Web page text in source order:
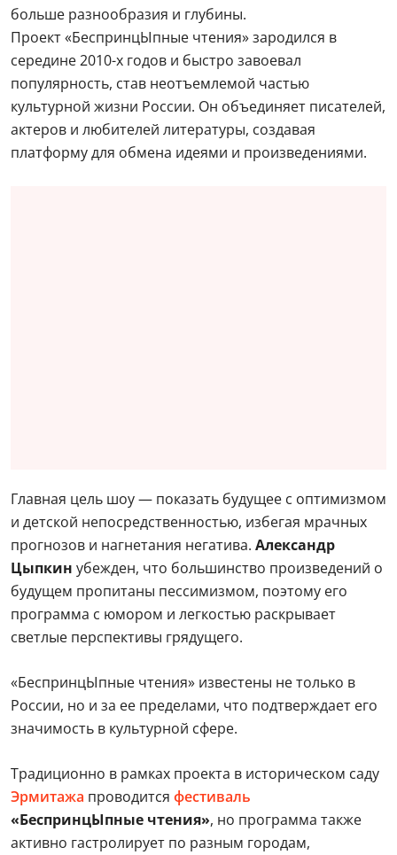
больше разнообразия и глубины.
Проект «БеспринцЫпные чтения» зародился в
середине 2010-х годов и быстро завоевал
популярность, став неотъемлемой частью
культурной жизни России. Он объединяет писателей,
актеров и любителей литературы, создавая
платформу для обмена идеями и произведениями.
Главная цель шоу — показать будущее с оптимизмом
и детской непосредственностью, избегая мрачных
прогнозов и нагнетания негатива. Александр
Цыпкин убежден, что большинство произведений о
будущем пропитаны пессимизмом, поэтому его
программа с юмором и легкостью раскрывает
светлые перспективы грядущего.
«БеспринцЫпные чтения» известены не только в
России, но и за ее пределами, что подтверждает его
значимость в культурной сфере.
Традиционно в рамках проекта в историческом саду
Эрмитажа проводится фестиваль
«БеспринцЫпные чтения», но программа также
активно гастролирует по разным городам,